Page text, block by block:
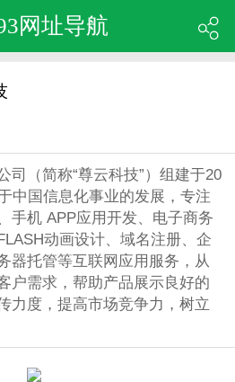
网址导航
司（简称“尊云科技”）组建于20
中国信息化事业的发展，专注
手机 APP应用开发、电子商务
动画设计、域名注册、企
器托管等互联网应用服务，从
户需求，帮助产品展示良好的
力度，提高市场竞争力，树立